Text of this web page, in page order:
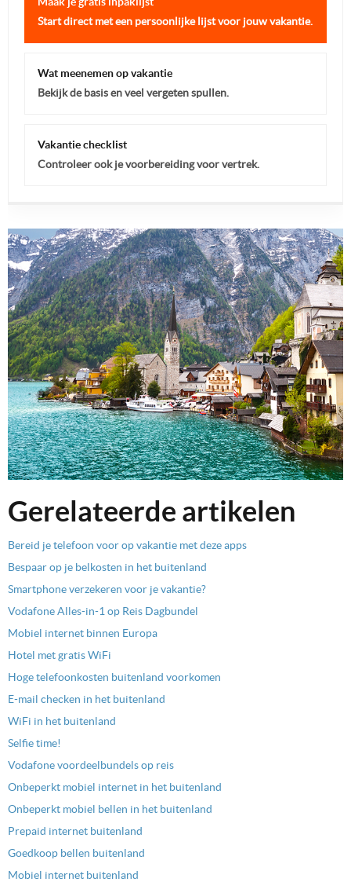
Start direct met een persoonlijke lijst voor jouw vakantie.
Wat meenemen op vakantie
Bekijk de basis en veel vergeten spullen.
Vakantie checklist
Controleer ook je voorbereiding voor vertrek.
Gerelateerde artikelen
Bereid je telefoon voor op vakantie met deze apps
Bespaar op je belkosten in het buitenland
Smartphone verzekeren voor je vakantie?
Vodafone Alles-in-1 op Reis Dagbundel
Mobiel internet binnen Europa
Hotel met gratis WiFi
Hoge telefoonkosten buitenland voorkomen
E-mail checken in het buitenland
WiFi in het buitenland
Selfie time!
Vodafone voordeelbundels op reis
Onbeperkt mobiel internet in het buitenland
Onbeperkt mobiel bellen in het buitenland
Prepaid internet buitenland
Goedkoop bellen buitenland
Mobiel internet buitenland